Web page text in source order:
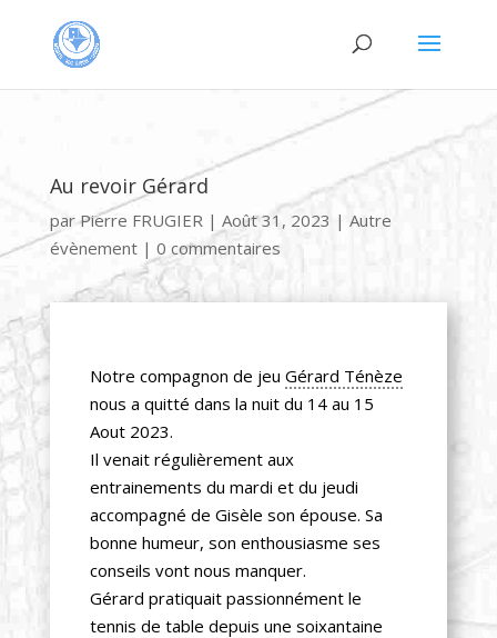
Au revoir Gérard
parPierre FRUGIER| Août 31, 2023 | Autre
évènement| 0 commentaires
Notre compagnon de jeu Gérard Ténèze
nous a quitté dans la nuit du 14 au 15
Aout 2023.
Il venait régulièrement aux
entrainements du mardi et du jeudi
accompagné de Gisèle son épouse. Sa
bonne humeur, son enthousiasme ses
conseils vont nous manquer.
Gérard pratiquait passionnément le
tennis de table depuis une soixantaine